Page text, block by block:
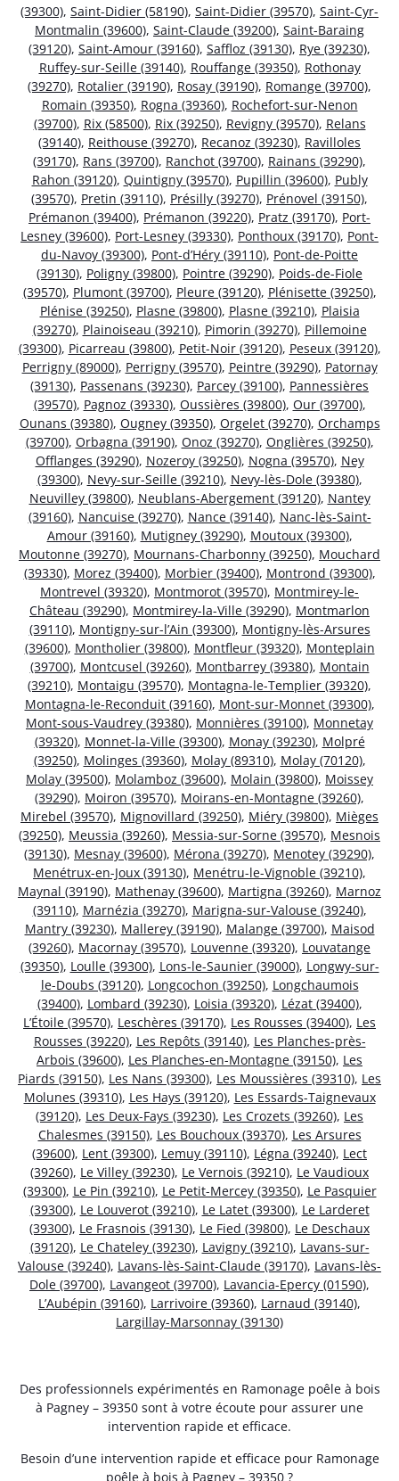
(39300), Saint-Didier (58190), Saint-Didier (39570), Saint-Cyr-
Montmalin (39600), Saint-Claude (39200), Saint-Baraing
(39120), Saint-Amour (39160), Saffloz (39130), Rye (39230),
Ruffey-sur-Seille (39140), Rouffange (39350), Rothonay
(39270), Rotalier (39190), Rosay (39190), Romange (39700),
Romain (39350), Rogna (39360), Rochefort-sur-Nenon
(39700), Rix (58500), Rix (39250), Revigny (39570), Relans
(39140), Reithouse (39270), Recanoz (39230), Ravilloles
(39170), Rans (39700), Ranchot (39700), Rainans (39290),
Rahon (39120), Quintigny (39570), Pupillin (39600), Publy
(39570), Pretin (39110), Présilly (39270), Prénovel (39150),
Prémanon (39400), Prémanon (39220), Pratz (39170), Port-
Lesney (39600), Port-Lesney (39330), Ponthoux (39170), Pont-
du-Navoy (39300), Pont-d’Héry (39110), Pont-de-Poitte
(39130), Poligny (39800), Pointre (39290), Poids-de-Fiole
(39570), Plumont (39700), Pleure (39120), Plénisette (39250),
Plénise (39250), Plasne (39800), Plasne (39210), Plaisia
(39270), Plainoiseau (39210), Pimorin (39270), Pillemoine
(39300), Picarreau (39800), Petit-Noir (39120), Peseux (39120),
Perrigny (89000), Perrigny (39570), Peintre (39290), Patornay
(39130), Passenans (39230), Parcey (39100), Pannessières
(39570), Pagnoz (39330), Oussières (39800), Our (39700),
Ounans (39380), Ougney (39350), Orgelet (39270), Orchamps
(39700), Orbagna (39190), Onoz (39270), Onglières (39250),
Offlanges (39290), Nozeroy (39250), Nogna (39570), Ney
(39300), Nevy-sur-Seille (39210), Nevy-lès-Dole (39380),
Neuvilley (39800), Neublans-Abergement (39120), Nantey
(39160), Nancuise (39270), Nance (39140), Nanc-lès-Saint-
Amour (39160), Mutigney (39290), Moutoux (39300),
Moutonne (39270), Mournans-Charbonny (39250), Mouchard
(39330), Morez (39400), Morbier (39400), Montrond (39300),
Montrevel (39320), Montmorot (39570), Montmirey-le-
Château (39290), Montmirey-la-Ville (39290), Montmarlon
(39110), Montigny-sur-l’Ain (39300), Montigny-lès-Arsures
(39600), Montholier (39800), Montfleur (39320), Monteplain
(39700), Montcusel (39260), Montbarrey (39380), Montain
(39210), Montaigu (39570), Montagna-le-Templier (39320),
Montagna-le-Reconduit (39160), Mont-sur-Monnet (39300),
Mont-sous-Vaudrey (39380), Monnières (39100), Monnetay
(39320), Monnet-la-Ville (39300), Monay (39230), Molpré
(39250), Molinges (39360), Molay (89310), Molay (70120),
Molay (39500), Molamboz (39600), Molain (39800), Moissey
(39290), Moiron (39570), Moirans-en-Montagne (39260),
Mirebel (39570), Mignovillard (39250), Miéry (39800), Mièges
(39250), Meussia (39260), Messia-sur-Sorne (39570), Mesnois
(39130), Mesnay (39600), Mérona (39270), Menotey (39290),
Menétrux-en-Joux (39130), Menétru-le-Vignoble (39210),
Maynal (39190), Mathenay (39600), Martigna (39260), Marnoz
(39110), Marnézia (39270), Marigna-sur-Valouse (39240),
Mantry (39230), Mallerey (39190), Malange (39700), Maisod
(39260), Macornay (39570), Louvenne (39320), Louvatange
(39350), Loulle (39300), Lons-le-Saunier (39000), Longwy-sur-
le-Doubs (39120), Longcochon (39250), Longchaumois
(39400), Lombard (39230), Loisia (39320), Lézat (39400),
L’Étoile (39570), Leschères (39170), Les Rousses (39400), Les
Rousses (39220), Les Repôts (39140), Les Planches-près-
Arbois (39600), Les Planches-en-Montagne (39150), Les
Piards (39150), Les Nans (39300), Les Moussières (39310), Les
Molunes (39310), Les Hays (39120), Les Essards-Taignevaux
(39120), Les Deux-Fays (39230), Les Crozets (39260), Les
Chalesmes (39150), Les Bouchoux (39370), Les Arsures
(39600), Lent (39300), Lemuy (39110), Légna (39240), Lect
(39260), Le Villey (39230), Le Vernois (39210), Le Vaudioux
(39300), Le Pin (39210), Le Petit-Mercey (39350), Le Pasquier
(39300), Le Louverot (39210), Le Latet (39300), Le Larderet
(39300), Le Frasnois (39130), Le Fied (39800), Le Deschaux
(39120), Le Chateley (39230), Lavigny (39210), Lavans-sur-
Valouse (39240), Lavans-lès-Saint-Claude (39170), Lavans-lès-
Dole (39700), Lavangeot (39700), Lavancia-Epercy (01590),
L’Aubépin (39160), Larrivoire (39360), Larnaud (39140),
Largillay-Marsonnay (39130)
Des professionnels expérimentés en Ramonage poêle à bois
à Pagney – 39350 sont à votre écoute pour assurer une
intervention rapide et efficace.
Besoin d’une intervention rapide et efficace pour Ramonage
poêle à bois à Pagney – 39350 ?